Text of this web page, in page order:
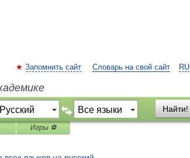
RU
Запомнить сайт Словарь на свой сайт
Найти!
Игры ⚽